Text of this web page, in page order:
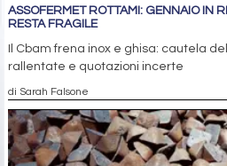
ASSOFERMET ROTTAMI: GENNAIO IN
RESTA FRAGILE
Il Cbam frena inox e ghisa: cautela
rallentate e quotazioni incerte
di Sarah Falsone